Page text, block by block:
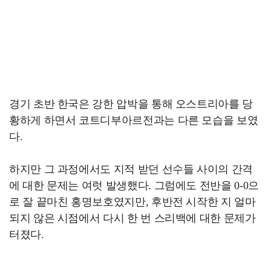
경기 초반 한국은 강한 압박을 통해 오스트리아를 당
황하게 하면서 코트디부아르전과는 다른 모습을 보였
다.
하지만 그 과정에서도 지적 받던 선수들 사이의 간격
에 대한 문제는 여럿 발생했다. 그럼에도 전반을 0-0으
로 잘 끝마친 홍명보호였지만, 후반전 시작한 지 얼마
되지 않은 시점에서 다시 한 번 스리백에 대한 문제가
터졌다.